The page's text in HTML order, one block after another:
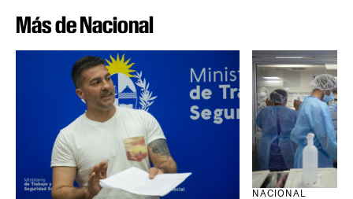
Más de Nacional
NACIONAL